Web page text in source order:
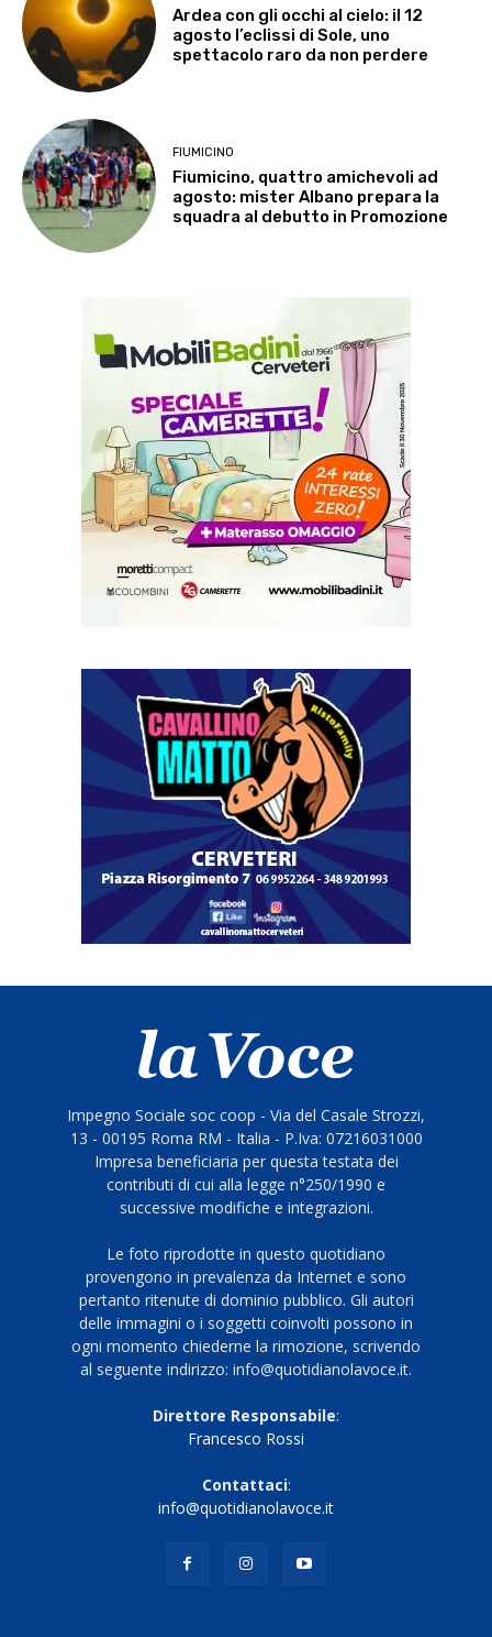
Ardea con gli occhi al cielo: il 12
agosto l’eclissi di Sole, uno
spettacolo raro da non perdere
FIUMICINO
Fiumicino, quattro amichevoli ad
agosto: mister Albano prepara la
squadra al debutto in Promozione
Impegno Sociale soc coop - Via del Casale Strozzi,
13 - 00195 Roma RM - Italia - P.Iva: 07216031000
Impresa beneficiaria per questa testata dei
contributi di cui alla legge n°250/1990 e
successive modifiche e integrazioni.
Le foto riprodotte in questo quotidiano
provengono in prevalenza da Internet e sono
pertanto ritenute di dominio pubblico. Gli autori
delle immagini o i soggetti coinvolti possono in
ogni momento chiederne la rimozione, scrivendo
al seguente indirizzo: info@quotidianolavoce.it.
Direttore Responsabile:
Francesco Rossi
Contattaci:
info@quotidianolavoce.it